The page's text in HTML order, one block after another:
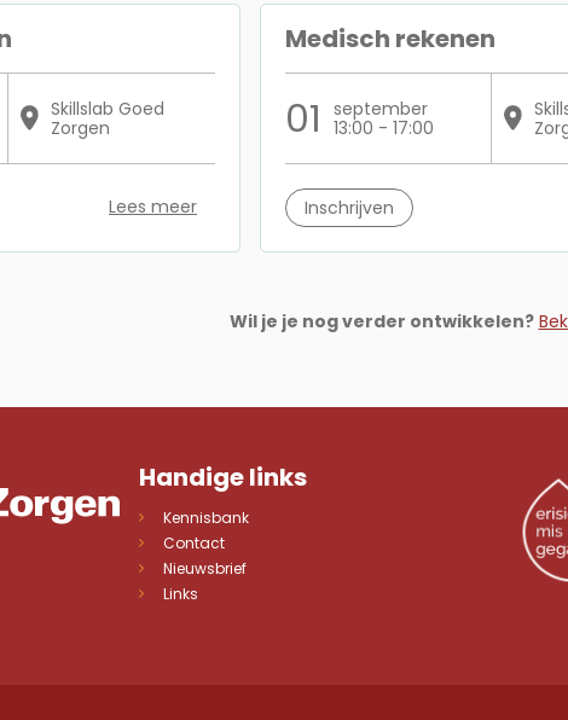
Skillslab Goed
Zorgen
Lees meer
Medisch rekenen
01
september
13:00 - 17:00
Inschrijven
Wil je je nog verder ontwikkelen?
Handige links
Kennisbank
Contact
Nieuwsbrief
Links